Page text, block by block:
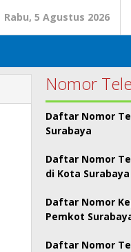
Rabu, 5 Agustus 2026
Nomor
Daftar Nomor
Surabaya
Daftar Nomor
di Kota Surabaya
Daftar Nomor
Pemkot
Daftar Nomor